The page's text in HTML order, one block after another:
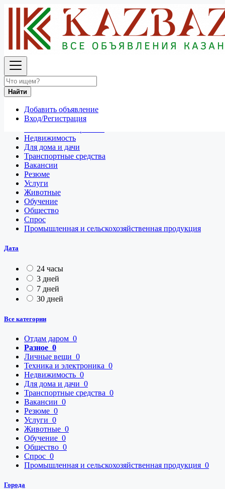
Найти
Добавить объявление
Вход/Регистрация
Разное
Все объявления в 50 км around Чита
Разное
Личные вещи
Недвижимость
Для дома и дачи
Транспортные средства
Вакансии
Резюме
Услуги
Животные
Обучение
Общество
Спрос
Промышленная и сельскохозяйственная продукция
Дата
24 часы
3 дней
7 дней
30 дней
Все категории
Отдам даром 0
Разное 0
Личные вещи 0
Техника и электроника 0
Недвижимость 0
Для дома и дачи 0
Транспортные средства 0
Вакансии 0
Резюме 0
Услуги 0
Животные 0
Обучение 0
Общество 0
Спрос 0
Промышленная и сельскохозяйственная продукция 0
Города